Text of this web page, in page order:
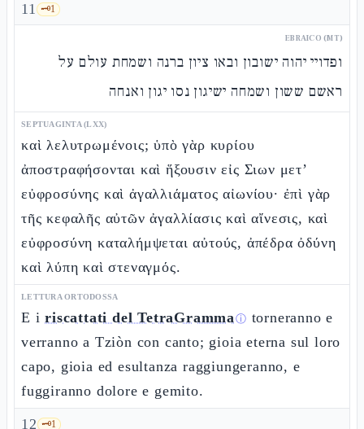
11 🗝️1
EBRAICO (MT)
ופדויי יהוה ישובון ובאו ציון ברנה ושמחת עולם על
ראשם ששון ושמחה ישיגון נסו יגון ואנחה
SEPTUAGINTA (LXX)
καὶ λελυτρωμένοις; ὑπὸ γὰρ κυρίου
ἀποστραφήσονται καὶ ἥξουσιν εἰς Σιων μετ’
εὐφροσύνης καὶ ἀγαλλιάματος αἰωνίου· ἐπὶ γὰρ
τῆς κεφαλῆς αὐτῶν ἀγαλλίασις καὶ αἴνεσις, καὶ
εὐφροσύνη καταλήμψεται αὐτούς, ἀπέδρα ὀδύνη
καὶ λύπη καὶ στεναγμός.
LETTURA ORTODOSSA
E iriscattati del TetraGrammaⓘ torneranno e
verranno a Tziòn con canto; gioia eterna sul loro
capo, gioia ed esultanza raggiungeranno, e
fuggiranno dolore e gemito.
12 🗝️1